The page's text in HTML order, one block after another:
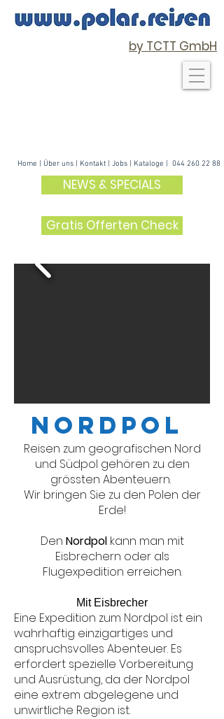
Home Über uns | Kontakt Jobs Kataloge 044 260 22 88
by TCTT GmbH
NEWS & SPECIALS
Gratis Offerten Check
NordpoL
Reisen zum geografischen Nord
und Südpol gehören zu den
grössten Abenteuern.
Wir bringen Sie zu den Polen der
Erde!
Den Nordpol kann man mit
Eisbrechern oder als
Flugexpedition erreichen.
Mit Eisbrecher
Eine Expedition zum Nordpol ist ein
wahrhaftig einzigartiges und
anspruchsvolles Abenteuer. Es
erfordert spezielle Vorbereitung
und Ausrüstung, da der Nordpol
eine extrem abgelegene und
unwirtliche Region ist.